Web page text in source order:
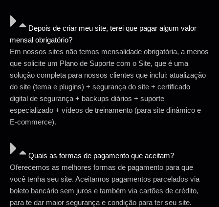
Depois de criar meu site, terei que pagar algum valor
mensal obrigatório?
Em nossos sites não temos mensalidade obrigatória, a menos
que solicite um Plano de Suporte com o Site, que é uma
solução completa para nossos clientes que inclui: atualização
do site (tema e plugins) + segurança do site + certificado
digital de segurança + backups diários + suporte
especializado + vídeos de treinamento (para site dinâmico e
E-commerce).
Quais as formas de pagamento que aceitam?
Oferecemos as melhores formas de pagamento para que
você tenha seu site. Aceitamos pagamentos parcelados via
boleto bancário sem juros e também via cartões de crédito,
para te dar maior segurança e condição para ter seu site.